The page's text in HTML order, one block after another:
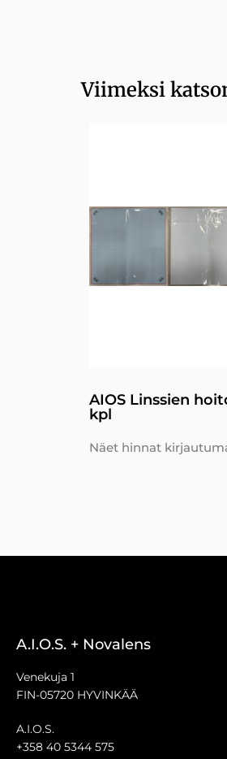
Viimeksi
AIOS Linssien
kpl
Näet hinnat
A.I.O.S. + Novalens
Venekuja 1
FIN-05720 HYVINKÄÄ
A.I.O.S.
+358 40 5344 575